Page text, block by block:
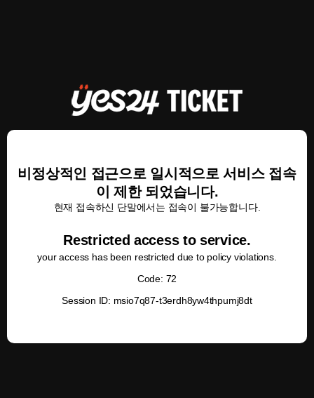
비정상적인 접근으로 일시적으로 서비스 접속
이 제한 되었습니다.
현재 접속하신 단말에서는 접속이 불가능합니다.
Restricted access to service.
your access has been restricted due to policy violations.
Code: 72
Session ID: msio7q87-t3erdh8yw4thpumj8dt